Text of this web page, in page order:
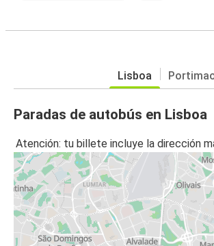
Lisboa
Paradas de autobús en Lisboa
Atención: tu billete incluye la dirección